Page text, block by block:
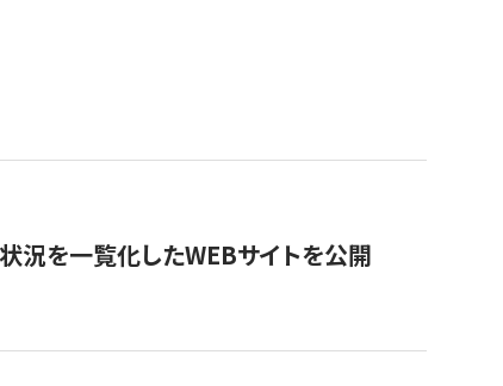
況を一覧化したWEBサイトを公開